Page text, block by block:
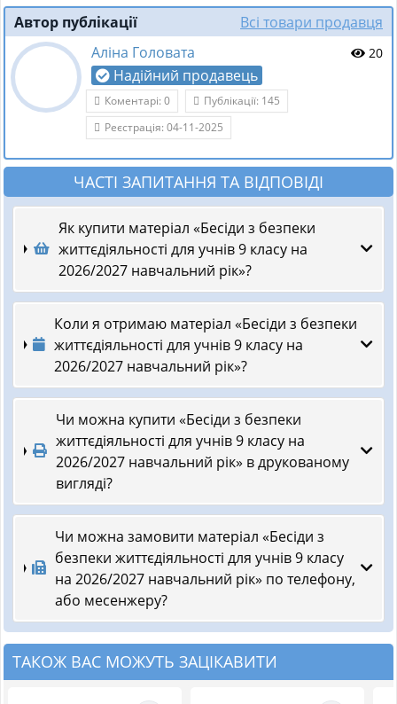
Автор публікації
Всі товари продавця
Аліна Головата
Надійний продавець
20
Коментарі: 0
Публікації: 145
Реєстрація: 04-11-2025
ЧАСТІ ЗАПИТАННЯ ТА ВІДПОВІДІ
Як купити матеріал «Бесіди з безпеки
життєдіяльності для учнів 9 класу на
2026/2027 навчальний рік»?
Коли я отримаю матеріал «Бесіди з безпеки
життєдіяльності для учнів 9 класу на
2026/2027 навчальний рік»?
Чи можна купити «Бесіди з безпеки
життєдіяльності для учнів 9 класу на
2026/2027 навчальний рік» в друкованому
вигляді?
Чи можна замовити матеріал «Бесіди з
безпеки життєдіяльності для учнів 9 класу
на 2026/2027 навчальний рік» по телефону,
або месенжеру?
ТАКОЖ ВАС МОЖУТЬ ЗАЦІКАВИТИ